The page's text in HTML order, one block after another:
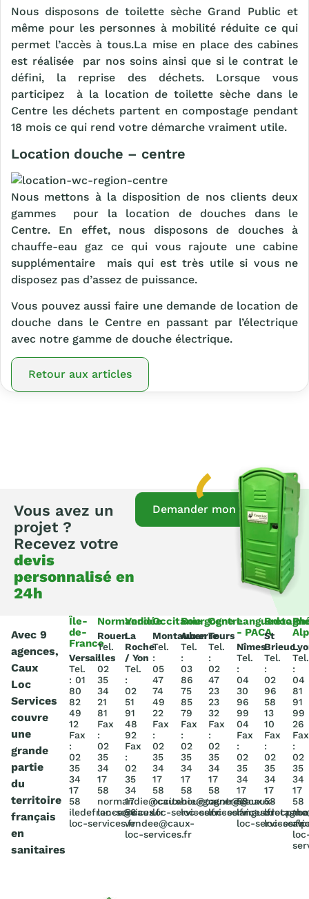
Nous disposons de toilette sèche Grand Public et
même pour les personnes à mobilité réduite ce qui
permet l’accès à tous.La mise en place des cabines
est réalisée par nos soins ainsi que si le contrat le
défini, la reprise des déchets. Lorsque vous
participez à la location de toilette sèche dans le
Centre les déchets partent en compostage pendant
18 mois ce qui rend votre démarche vraiment utile.
Location douche – centre
Nous mettons à la disposition de nos clients deux
gammes pour la location de douches dans le
Centre. En effet, nous disposons de douches à
chauffe-eau gaz ce qui vous rajoute une cabine
supplémentaire mais qui est très utile si vous ne
disposez pas d’assez de puissance.
Vous pouvez aussi faire une demande de location de
douche dans le Centre en passant par l’électrique
avec notre gamme de douche électrique.
Retour aux articles
Vous avez un
projet ?
Recevez votre
devis
personnalisé en
24h
Demander mon devis
Avec 9
agences,
Caux
Loc
Services
couvre
une
grande
partie
du
territoire
français
en
sanitaires
Île-
de-
France
Versailles
Tel.
: 01
80
82
49
12
Fax
:
02
35
34
17
58
iledefrance@caux-
loc-services.fr
Normandie
Rouen
Tel.
:
02
35
34
21
81
Fax
:
02
35
34
17
58
normandie@caux-
loc-services.fr
Vendée
La
Roche
/ Yon
Tel.
:
02
51
91
48
92
Fax
:
02
35
34
17
58
vendee@caux-
loc-services.fr
Occitanie
Montauban
Tel.
:
05
47
74
49
22
Fax
:
02
35
34
17
58
occitanie@caux-
loc-services.fr
Bourgogne
Auxerre
Tel.
:
03
86
75
85
79
Fax
:
02
35
34
17
58
bourgogne@caux-
loc-services.fr
Centre
Tours
Tel.
:
02
47
23
23
32
Fax
:
02
35
34
17
58
centre@caux-
loc-services.fr
Languedoc
- PACA
Nîmes
Tel.
:
04
30
96
99
04
Fax
:
02
35
34
17
58
loc-services.fr
St
Brieuc
Tel.
:
02
96
58
13
10
Fax
:
02
35
34
17
58
loc-
Tel.
:
04
81
91
99
26
Fax
:
02
35
34
17
58